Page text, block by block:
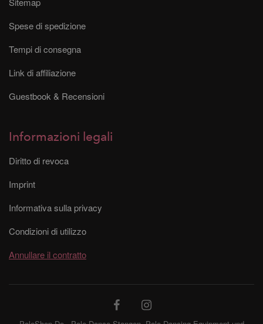
Spese di spedizione
Tempi di consegna
Link di affiliazione
Guestbook & Recensioni
Informazioni legali
Diritto di revoca
Imprint
Informativa sulla privacy
Condizioni di utilizzo
Annullare il contratto